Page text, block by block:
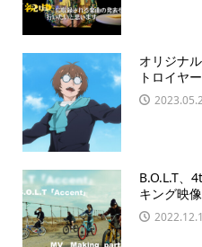
オリジナ
トロイヤ
B.O.L.T、
キング映